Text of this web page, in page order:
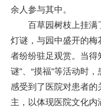
余人参与其中。
百草园树枝上挂满
灯谜，与园中盛开的
者纷纷驻足观赏。当得
谜”、“摸福”等活动时
感受到了医院对患者
主，以体现医院文化